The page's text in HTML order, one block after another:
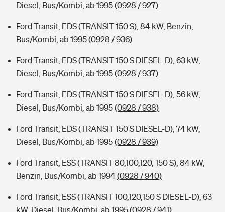
Diesel, Bus/Kombi, ab 1995(0928 / 927)
Ford Transit, EDS (TRANSIT 150 S), 84 kW, Benzin,
Bus/Kombi, ab 1995(0928 / 936)
Ford Transit, EDS (TRANSIT 150 S DIESEL-D), 63 kW,
Diesel, Bus/Kombi, ab 1995(0928 / 937)
Ford Transit, EDS (TRANSIT 150 S DIESEL-D), 56 kW,
Diesel, Bus/Kombi, ab 1995(0928 / 938)
Ford Transit, EDS (TRANSIT 150 S DIESEL-D), 74 kW,
Diesel, Bus/Kombi, ab 1995(0928 / 939)
Ford Transit, ESS (TRANSIT 80,100,120, 150 S), 84 kW,
Benzin, Bus/Kombi, ab 1994(0928 / 940)
Ford Transit, ESS (TRANSIT 100,120,150 S DIESEL-D), 63
kW, Diesel, Bus/Kombi, ab 1995(0928 / 941)